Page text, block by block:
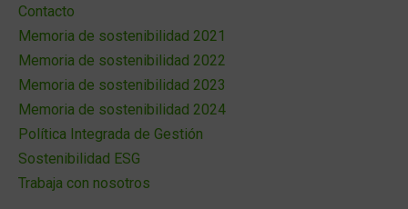
Contacto
Memoria de sostenibilidad 2021
Memoria de sostenibilidad 2022
Memoria de sostenibilidad 2023
Memoria de sostenibilidad 2024
Política Integrada de Gestión
Sostenibilidad ESG
Trabaja con nosotros